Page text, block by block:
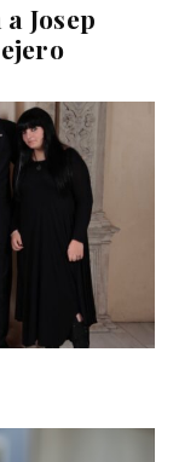
Josep